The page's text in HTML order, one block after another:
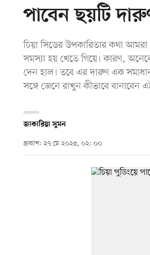
পাবেন ছয়টি
চিয়া সিডের উপকারিতার কথা
সমস্যা হয় খেতে গিয়ে। কারণ,
দেন হাল। তবে এর দারুণ এক
সঙ্গে জেনে রাখুন কীভাবে বানাবেন
জাকারিয়া সুমন
প্রকাশ: ২৭ মে ২০২৫, ০২: ০০